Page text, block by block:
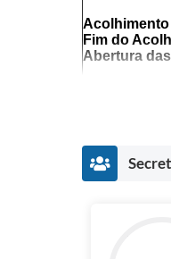
Acolhimento
Fim do
Abertura
* FAZER
Não
das